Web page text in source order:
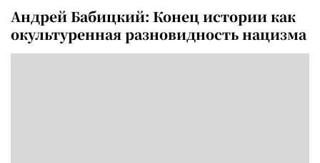
Андрей Бабицкий: Конец истории как
окультуренная разновидность нацизма